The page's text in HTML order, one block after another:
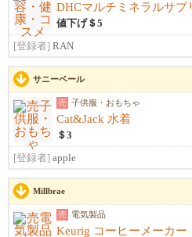
DHCマルチミネラルサプ
値下げ＄5
[登録者] RAN
サニーベール
売 子供服・おもちゃ
Cat&Jack 水着
＄3
[登録者] apple
Millbrae
売 電気製品
Keurig コーヒーメーカー